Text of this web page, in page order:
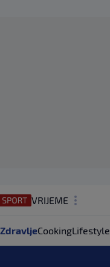
VRIJEME
REGIJA
ZdravljeCookingLifestyle